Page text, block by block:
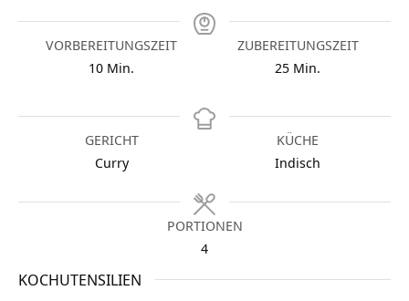
VORBEREITUNGSZEIT
10Minuten
Min.
ZUBEREITUNGSZEIT
25Minuten
Min.
GERICHT
Curry
KÜCHE
Indisch
PORTIONEN
4
KOCHUTENSILIEN